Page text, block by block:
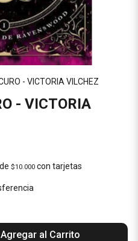
- VICTORIA VILCHEZ
- VICTORIA
de $10.000con tarjetas
Agregar al Carrito